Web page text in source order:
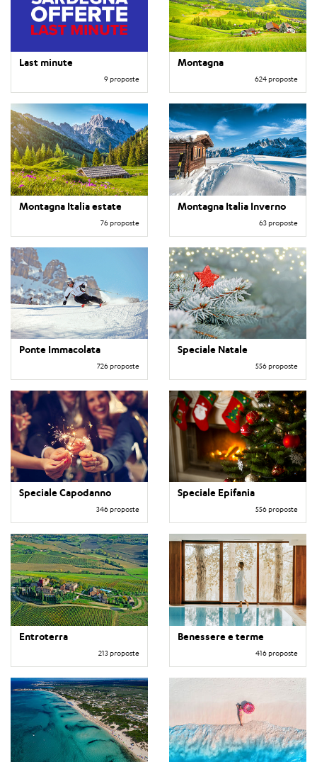
Last minute
9 proposte
Montagna
624 proposte
Montagna Italia estate
76 proposte
Montagna Italia Inverno
63 proposte
Ponte Immacolata
726 proposte
Speciale Natale
556 proposte
Speciale Capodanno
346 proposte
Speciale Epifania
556 proposte
Entroterra
213 proposte
Benessere e terme
416 proposte